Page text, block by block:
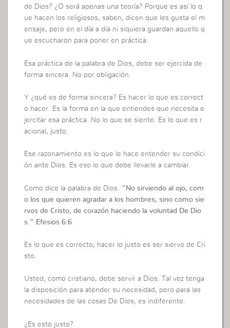
de Dios? ¿O será apenas una teoría? Porque es así lo q
ue hacen los religiosos, saben, dicen que les gusta el m
ensaje, pero en el día a día ni siquiera guardan aquello q
ue escucharon para poner en práctica.
Esa práctica de la palabra de Dios, debe ser ejercida de
forma sincera. No por obligación.
Y ¿qué es de forma sincera? Es hacer lo que es correct
o hacer. Es la forma en la que entiendes que necesita e
jercitar esa práctica. No lo que se siente. Es lo que es r
acional, justo.
Ese razonamiento es lo que le hace entender su condici
ón ante Dios. Es eso lo que debe llevarle a cambiar.
Como dice la palabra de Dios. “No sirviendo al ojo, com
o los que quieren agradar a los hombres, sino como sie
rvos de Cristo, de corazón haciendo la voluntad De Dio
s.” Efesios 6:6
Es lo que es correcto, hacer lo justo es ser siervo de Cri
sto.
Usted, como cristiano, debe servir a Dios. Tal vez tenga
la disposición para atender su necesidad, pero para las
necesidades de las cosas De Dios, es indiferente.
¿Es esto justo?